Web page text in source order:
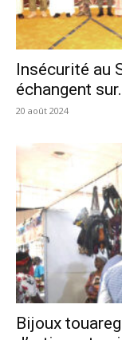
Insécurité au
échangent
20 août 2024
Bijoux